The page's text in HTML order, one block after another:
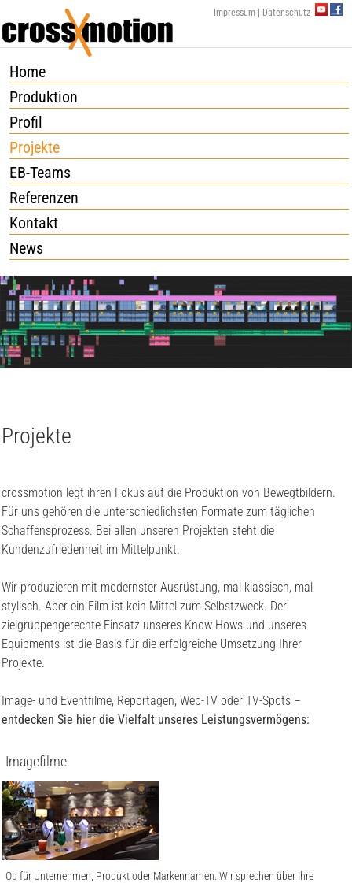
Impressum| Datenschutz
Home
Produktion
Profil
Projekte
EB-Teams
Referenzen
Kontakt
News
Projekte
crossmotion legt ihren Fokus auf die Produktion von Bewegtbildern.
Für uns gehören die unterschiedlichsten Formate zum täglichen
Schaffensprozess. Bei allen unseren Projekten steht die
Kundenzufriedenheit im Mittelpunkt.
Wir produzieren mit modernster Ausrüstung, mal klassisch, mal
stylisch. Aber ein Film ist kein Mittel zum Selbstzweck. Der
zielgruppengerechte Einsatz unseres Know-Hows und unseres
Equipments ist die Basis für die erfolgreiche Umsetzung Ihrer
Projekte.
Image- und Eventfilme, Reportagen, Web-TV oder TV-Spots –
entdecken Sie hier die Vielfalt unseres Leistungsvermögens:
Imagefilme
Ob für Unternehmen, Produkt oder Markennamen. Wir sprechen über Ihre